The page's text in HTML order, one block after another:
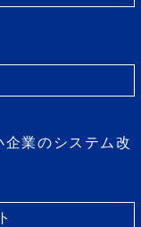
業のシステム改